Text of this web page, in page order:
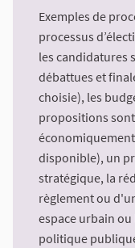
Exemples de
processus
les candidatures
débattues et
choisie), les
propositions
disponible), un
stratégique, la
règlement ou
espace urbain
politique